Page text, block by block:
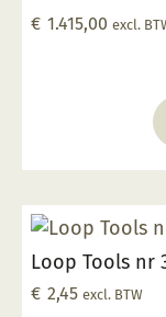
400 Watt
€ 1.415,00 excl.
Loop Tools nr
€ 2,45 excl. BTW